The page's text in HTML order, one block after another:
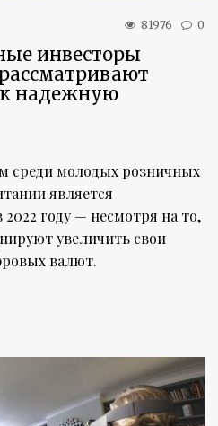
81976 0
инвесторы
надежную
среди молодых розничных
является
году — несмотря на то,
увеличить свои
валют.